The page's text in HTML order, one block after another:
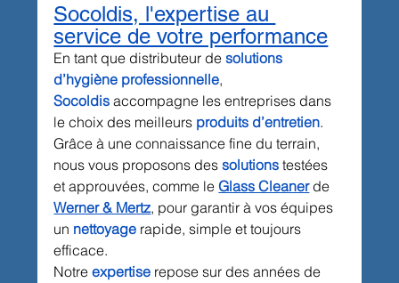
Socoldis, l'expertise au
service de votre performance
En tant que distributeur de solutions
d’hygiène professionnelle,
Socoldis accompagne les entreprises dans
le choix des meilleurs produits d’entretien.
Grâce à une connaissance fine du terrain,
nous vous proposons des solutions testées
et approuvées, comme le Glass Cleaner de
Werner & Mertz, pour garantir à vos équipes
un nettoyage rapide, simple et toujours
efficace.
Notre expertise repose sur des années de